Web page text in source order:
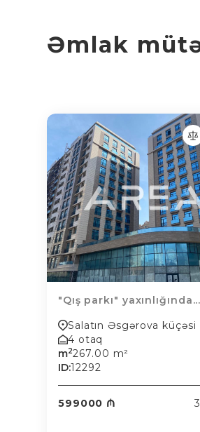
Əmlak
"Qış parkı" yaxınlığında...
Salatın Əsgərova küçəsi
4 otaq
m2267.00 m²
ID:12292
599000 ₼